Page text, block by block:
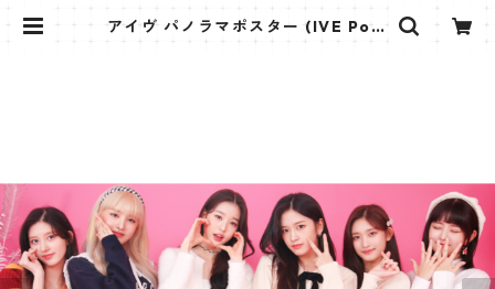
アイヴ パノラマポスター (IVE Post